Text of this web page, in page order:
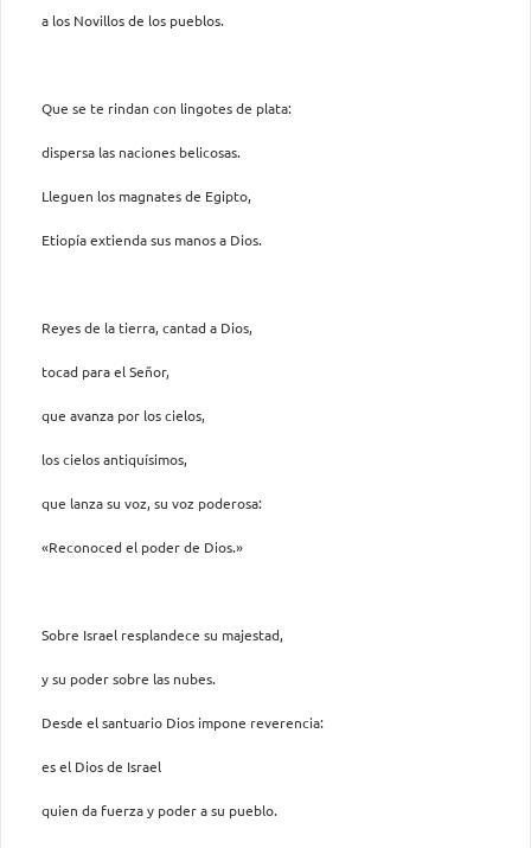
a los Novillos de los pueblos.
Que se te rindan con lingotes de plata:
dispersa las naciones belicosas.
Lleguen los magnates de Egipto,
Etiopía extienda sus manos a Dios.
Reyes de la tierra, cantad a Dios,
tocad para el Señor,
que avanza por los cielos,
los cielos antiquísimos,
que lanza su voz, su voz poderosa:
«Reconoced el poder de Dios.»
Sobre Israel resplandece su majestad,
y su poder sobre las nubes.
Desde el santuario Dios impone reverencia:
es el Dios de Israel
quien da fuerza y poder a su pueblo.